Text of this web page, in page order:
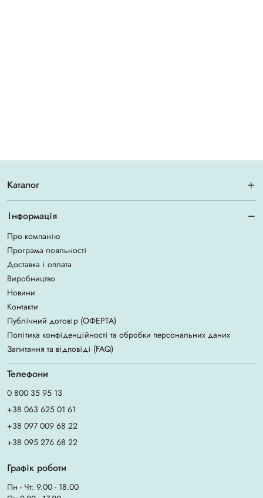
Каталог
Інформація
Про компанію
Програма лояльності
Доставка і оплата
Виробництво
Новини
Контакти
Публічний договір (ОФЕРТА)
Політика конфіденційності та обробки персональних даних
Запитання та відповіді (FAQ)
Телефони
0 800 35 95 13
+38 063 625 01 61
+38 097 009 68 22
+38 095 276 68 22
Графік роботи
Пн - Чт: 9.00 - 18.00